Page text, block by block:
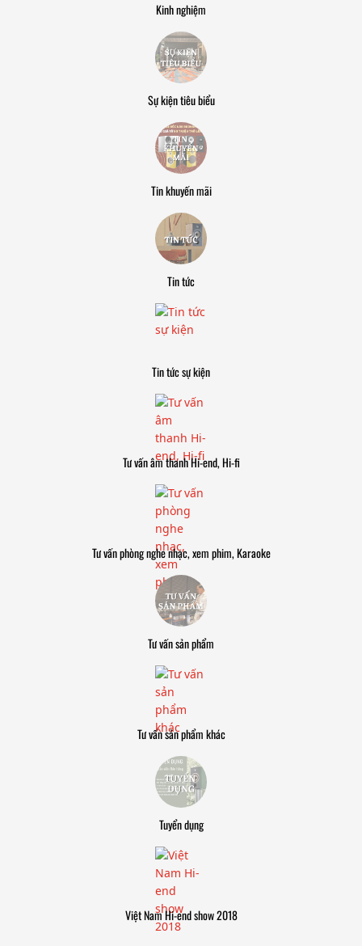
Kinh nghiệm
Sự kiện tiêu biểu
Tin khuyến mãi
Tin tức
Tin tức sự kiện
Tư vấn âm thanh Hi-end, Hi-fi
Tư vấn phòng nghe nhạc, xem phim, Karaoke
Tư vấn sản phẩm
Tư vấn sản phẩm khác
Tuyển dụng
Việt Nam Hi-end show 2018